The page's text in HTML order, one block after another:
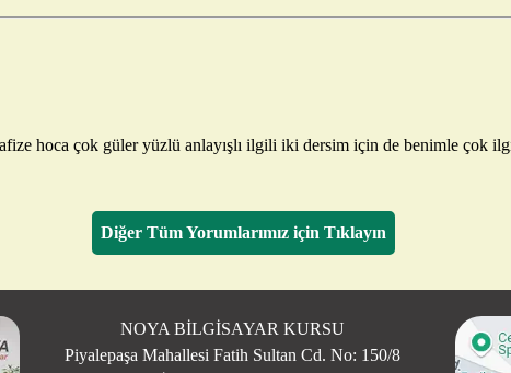
hoca çok güler yüzlü anlayışlı ilgili iki dersim için de benimle çok
Diğer Tüm Yorumlarımız için Tıklayın
NOYA BİLGİSAYAR KURSU
Piyalepaşa Mahallesi Fatih Sultan Cd. No: 150/8